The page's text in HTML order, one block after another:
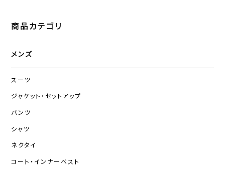
商品カテゴリ
メンズ
スーツ
ジャケット・セットアップ
パンツ
シャツ
ネクタイ
コート・インナーベスト